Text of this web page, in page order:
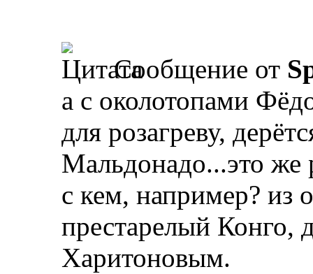
Сообщение от
а с околотопами
для розагреву,
Мальдонадо...это же
с кем, например? из
престарелый
Харитоновым.